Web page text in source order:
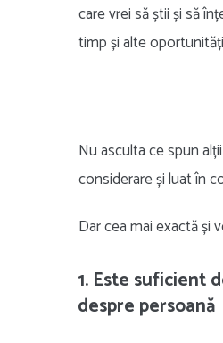
care vrei să știi și să
timp și alte
Nu asculta ce spun
considerare și luat în
Dar cea mai exactă și
1. Este suficient
despre persoană